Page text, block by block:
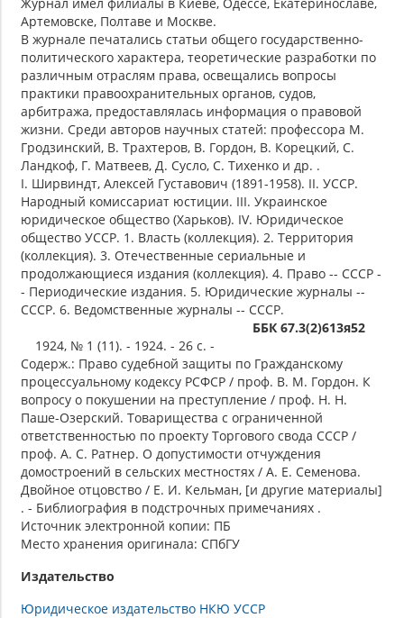
Артемовске, Полтаве и Москве.
В журнале печатались статьи общего государственно-
политического характера, теоретические разработки по
различным отраслям права, освещались вопросы
практики правоохранительных органов, судов,
арбитража, предоставлялась информация о правовой
жизни. Среди авторов научных статей: профессора М.
Гродзинский, В. Трахтеров, В. Гордон, В. Корецкий, С.
Ландкоф, Г. Матвеев, Д. Сусло, С. Тихенко и др. .
I. Ширвиндт, Алексей Густавович (1891-1958). II. УССР.
Народный комиссариат юстиции. III. Украинское
юридическое общество (Харьков). IV. Юридическое
общество УССР. 1. Власть (коллекция). 2. Территория
(коллекция). 3. Отечественные сериальные и
продолжающиеся издания (коллекция). 4. Право -- СССР -
- Периодические издания. 5. Юридические журналы --
СССР. 6. Ведомственные журналы -- СССР.
ББК 67.3(2)613я52
1924, № 1 (11). - 1924. - 26 с. -
Содерж.: Право судебной защиты по Гражданскому
процессуальному кодексу РСФСР / проф. В. М. Гордон. К
вопросу о покушении на преступление / проф. Н. Н.
Паше-Озерский. Товарищества с ограниченной
ответственностью по проекту Торгового свода СССР /
проф. А. С. Ратнер. О допустимости отчуждения
домостроений в сельских местностях / А. Е. Семенова.
Двойное отцовство / Е. И. Кельман, [и другие материалы]
. - Библиография в подстрочных примечаниях .
Источник электронной копии: ПБ
Место хранения оригинала: СПбГУ
Издательство
Юридическое издательство НКЮ УССР